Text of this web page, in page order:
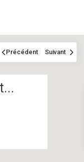
Précédent Suivant